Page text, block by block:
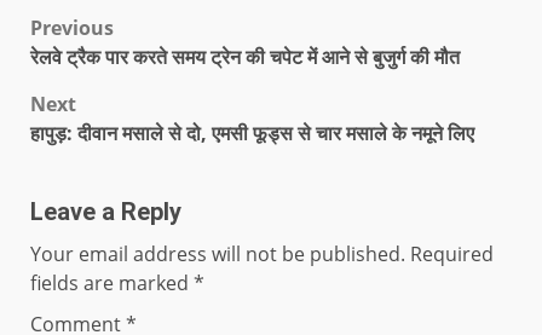
Previous
रेलवे ट्रैक पार करते समय ट्रेन की चपेट में आने से बुजुर्ग की मौत
Next
हापुड़: दीवान मसाले से दो, एमसी फूड्स से चार मसाले के नमूने लिए
Leave a Reply
Your email address will not be published. Required
fields are marked *
Comment*